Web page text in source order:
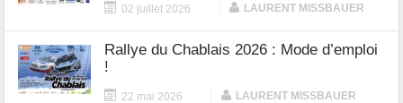
02 juillet 2026 LAURENT MISSBAUER
Rallye du Chablais 2026 : Mode d’emploi
!
22 mai 2026 LAURENT MISSBAUER